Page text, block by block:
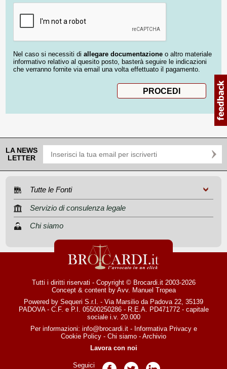
Nel caso si necessiti di allegare documentazione o altro materiale
informativo relativo al quesito posto, basterà seguire le indicazioni
che verranno fornite via email una volta effettuato il pagamento.
LA NEWS
LETTER
Tutte le Fonti
Servizio di consulenza legale
Chi siamo
Tutti i diritti riservati - Copyright © Brocardi.it 2003-2026
Concept & content by Avv. Manuel Tropea
Powered by Sequeri S.r.l. - Via Marsilio da Padova 22, 35139
PADOVA - C.F. e P.I. 05500250286 - R.E.A. PD471772 - capitale
sociale i.v. 20.000
Per informazioni: info@brocardi.it- Informativa Privacye
Cookie Policy - Chi siamo - Archivio
Lavora con noi
Seguici
Pagina Facebook
Pagina TwitterPagina LinkedIn